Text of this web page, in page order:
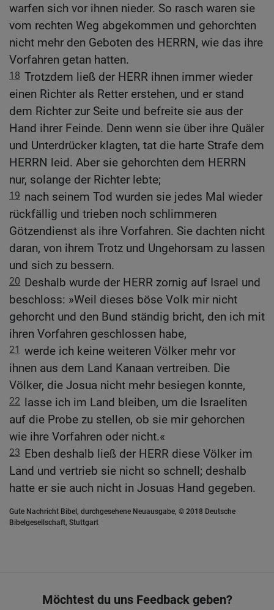
warfen sich vor ihnen nieder. So rasch waren sie
vom rechten Weg abgekommen und gehorchten
nicht mehr den Geboten des HERRN, wie das ihre
Vorfahren getan hatten.
18 Trotzdem ließ der HERR ihnen immer wieder
einen Richter als Retter erstehen, und er stand
dem Richter zur Seite und befreite sie aus der
Hand ihrer Feinde. Denn wenn sie über ihre Quäler
und Unterdrücker klagten, tat die harte Strafe dem
HERRN leid. Aber sie gehorchten dem HERRN
nur, solange der Richter lebte;
19 nach seinem Tod wurden sie jedes Mal wieder
rückfällig und trieben noch schlimmeren
Götzendienst als ihre Vorfahren. Sie dachten nicht
daran, von ihrem Trotz und Ungehorsam zu lassen
und sich zu bessern.
20 Deshalb wurde der HERR zornig auf Israel und
beschloss: »Weil dieses böse Volk mir nicht
gehorcht und den Bund ständig bricht, den ich mit
ihren Vorfahren geschlossen habe,
21 werde ich keine weiteren Völker mehr vor
ihnen aus dem Land Kanaan vertreiben. Die
Völker, die Josua nicht mehr besiegen konnte,
22 lasse ich im Land bleiben, um die Israeliten
auf die Probe zu stellen, ob sie mir gehorchen
wie ihre Vorfahren oder nicht.«
23 Eben deshalb ließ der HERR diese Völker im
Land und vertrieb sie nicht so schnell; deshalb
hatte er sie auch nicht in Josuas Hand gegeben.
Gute Nachricht Bibel, durchgesehene Neuausgabe, © 2018 Deutsche
Bibelgesellschaft, Stuttgart
Möchtest du uns Feedback geben?